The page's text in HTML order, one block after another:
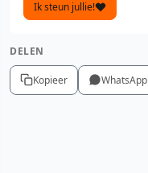
Ik steun jullie!
DELEN
Kopieer WhatsApp